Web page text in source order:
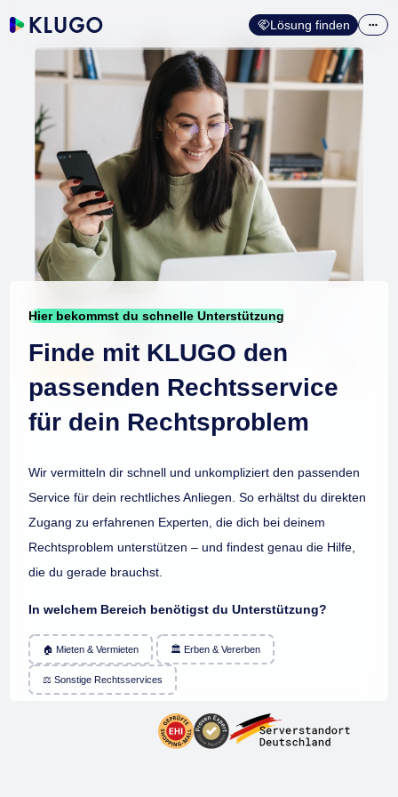
Lösung finden
Hier bekommst du schnelle Unterstützung
Finde mit KLUGO den
passenden Rechtsservice
für dein Rechtsproblem
Wir vermitteln dir schnell und unkompliziert den passenden
Service für dein rechtliches Anliegen. So erhältst du direkten
Zugang zu erfahrenen Experten, die dich bei deinem
Rechtsproblem unterstützen – und findest genau die Hilfe,
die du gerade brauchst.
In welchem Bereich benötigst du Unterstützung?
🏠 Mieten & Vermieten 🏛️ Erben & Vererben
⚖️ Sonstige Rechtsservices